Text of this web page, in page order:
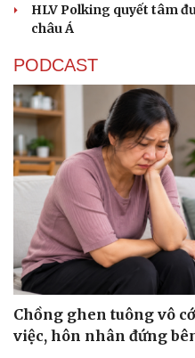
HLV Polking quyết tâm
châu Á
PODCAST
Chồng ghen tuông vô
việc, hôn nhân đứng